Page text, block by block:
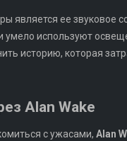
является ее звуковое
умело используют
историю, которая
Alan Wake
с ужасами, Alan